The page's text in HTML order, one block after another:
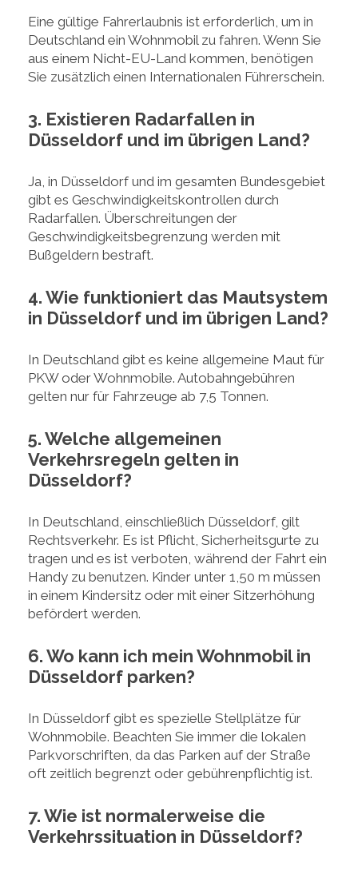
Eine gültige Fahrerlaubnis ist erforderlich, um in
Deutschland ein Wohnmobil zu fahren. Wenn Sie
aus einem Nicht-EU-Land kommen, benötigen
Sie zusätzlich einen Internationalen Führerschein.
3. Existieren Radarfallen in
Düsseldorf und im übrigen Land?
Ja, in Düsseldorf und im gesamten Bundesgebiet
gibt es Geschwindigkeitskontrollen durch
Radarfallen. Überschreitungen der
Geschwindigkeitsbegrenzung werden mit
Bußgeldern bestraft.
4. Wie funktioniert das Mautsystem
in Düsseldorf und im übrigen Land?
In Deutschland gibt es keine allgemeine Maut für
PKW oder Wohnmobile. Autobahngebühren
gelten nur für Fahrzeuge ab 7,5 Tonnen.
5. Welche allgemeinen
Verkehrsregeln gelten in
Düsseldorf?
In Deutschland, einschließlich Düsseldorf, gilt
Rechtsverkehr. Es ist Pflicht, Sicherheitsgurte zu
tragen und es ist verboten, während der Fahrt ein
Handy zu benutzen. Kinder unter 1,50 m müssen
in einem Kindersitz oder mit einer Sitzerhöhung
befördert werden.
6. Wo kann ich mein Wohnmobil in
Düsseldorf parken?
In Düsseldorf gibt es spezielle Stellplätze für
Wohnmobile. Beachten Sie immer die lokalen
Parkvorschriften, da das Parken auf der Straße
oft zeitlich begrenzt oder gebührenpflichtig ist.
7. Wie ist normalerweise die
Verkehrssituation in Düsseldorf?